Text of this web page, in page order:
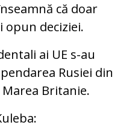
că doar
opun deciziei.
ai UE s-au
Rusiei din
Marea Britanie.